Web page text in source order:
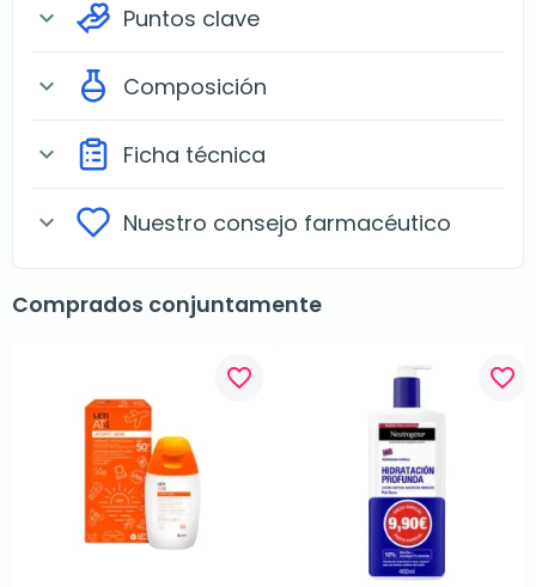
expand_more Puntos clave
expand_more Composición
expand_more Ficha técnica
expand_more Nuestro consejo farmacéutico
Comprados conjuntamente
favorite_border favorite_border